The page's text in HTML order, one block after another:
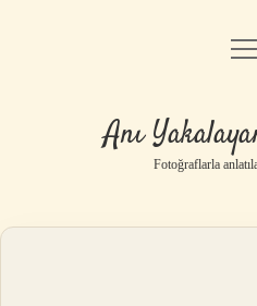
Yasal
Anı
Fotoğraflarla